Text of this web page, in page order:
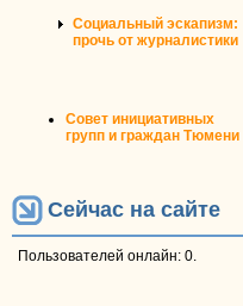
Социальный эскапизм:
прочь от журналистики
Совет инициативных
групп и граждан Тюмени
Сейчас на сайте
Пользователей онлайн: 0.